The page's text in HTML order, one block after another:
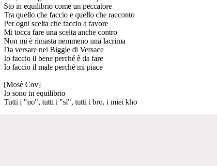
Sto in equilibrio come un peccatore
Tra quello che faccio e quello che racconto
Per ogni scelta che faccio a favore
Mi tocca fare una scelta anche contro
Non mi è rimasta nemmeno una lacrima
Da versare nei Biggie di Versace
Io faccio il bene perché è da fare
Io faccio il male perché mi piace
[Mosè Cov]
Io sono in equilibrio
Tutti i "no", tutti i "sì", tutti i bro, i miei kho